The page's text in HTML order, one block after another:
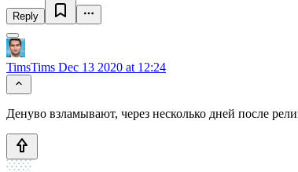
Reply
TimsTims Dec 13 2020 at 12:24
Денуво взламывают, через несколько дней после